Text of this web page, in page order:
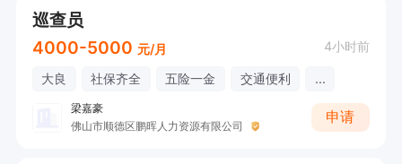
巡查员
4000-5000 元/月 4小时前
大良 社保齐全 五险一金 交通便利 ...
梁嘉豪
佛山市顺德区鹏晖人力资源有限公司
申请